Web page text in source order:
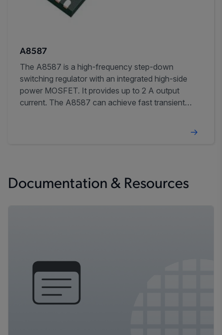
A8587
The A8587 is a high-frequency step-down
switching regulator with an integrated high-side
power MOSFET. It provides up to 2 A output
current. The A8587 can achieve fast transient
Documentation & Resources